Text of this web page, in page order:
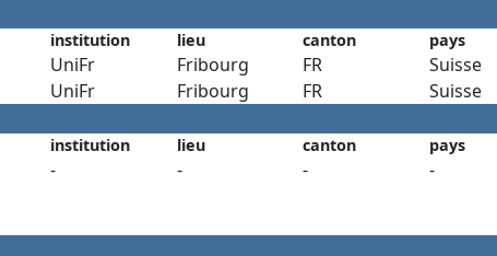
institution lieu canton pays
UniFr Fribourg FR
Suisse
UniFr Fribourg FR
Suisse
institution lieu canton pays
- - - -